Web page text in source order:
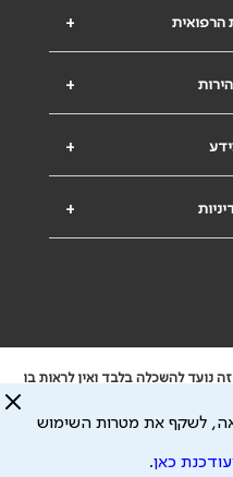
+ הרפואית
+
+
+
נועד להשכלה בלבד ואין לראות בו
לתוכן המתפרסם באתר זה ולכל נזק
מתן השרות וכי חלק ממנו עשוי
למדיניות הפרטיות
לשקף את מטרות השימוש
כאן.